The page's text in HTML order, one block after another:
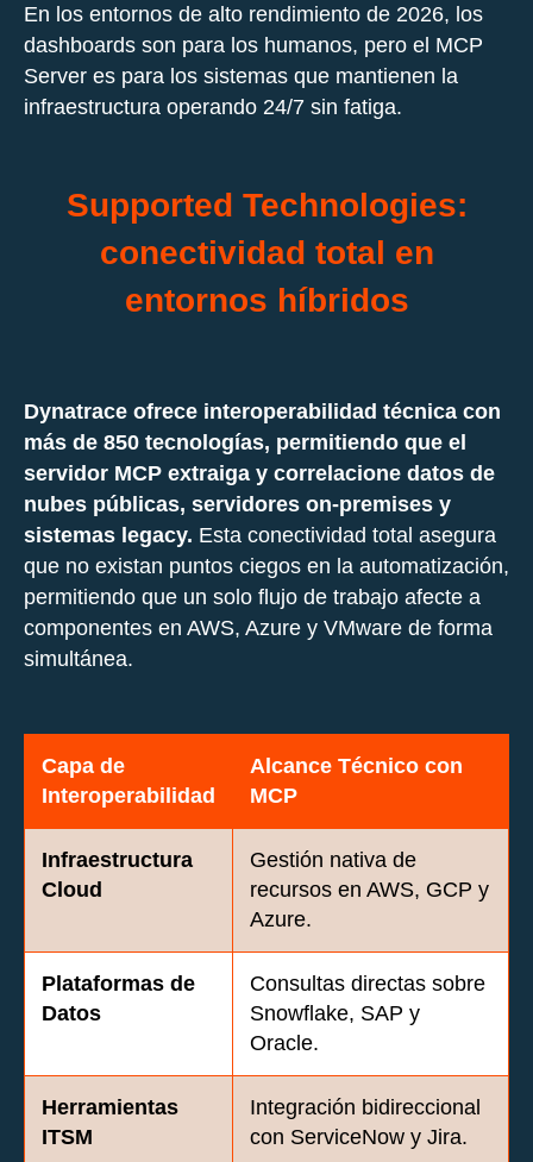
En los entornos de alto rendimiento de 2026, los
dashboards son para los humanos, pero el MCP
Server es para los sistemas que mantienen la
infraestructura operando 24/7 sin fatiga.
Supported Technologies:
conectividad total en
entornos híbridos
Dynatrace ofrece interoperabilidad técnica con
más de 850 tecnologías, permitiendo que el
servidor MCP extraiga y correlacione datos de
nubes públicas, servidores on-premises y
sistemas legacy. Esta conectividad total asegura
que no existan puntos ciegos en la automatización,
permitiendo que un solo flujo de trabajo afecte a
componentes en AWS, Azure y VMware de forma
simultánea.
Capa de
Interoperabilidad
Alcance Técnico con
MCP
Infraestructura
Cloud
Gestión nativa de
recursos en AWS, GCP y
Azure.
Plataformas de
Datos
Consultas directas sobre
Snowflake, SAP y
Oracle.
Herramientas
ITSM
Integración bidireccional
con ServiceNow y Jira.